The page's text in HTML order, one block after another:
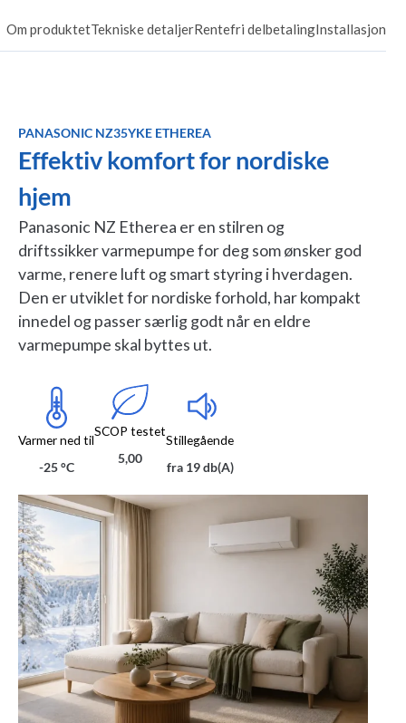
Om produktetTekniske detaljerRentefri delbetalingInstallasjon
PANASONIC NZ35YKE ETHEREA
Effektiv komfort for nordiske
hjem
Panasonic NZ Etherea er en stilren og
driftssikker varmepumpe for deg som ønsker god
varme, renere luft og smart styring i hverdagen.
Den er utviklet for nordiske forhold, har kompakt
innedel og passer særlig godt når en eldre
varmepumpe skal byttes ut.
Varmer ned til
-25 °C
SCOP testet
5,00
Stillegående
fra 19 db(A)